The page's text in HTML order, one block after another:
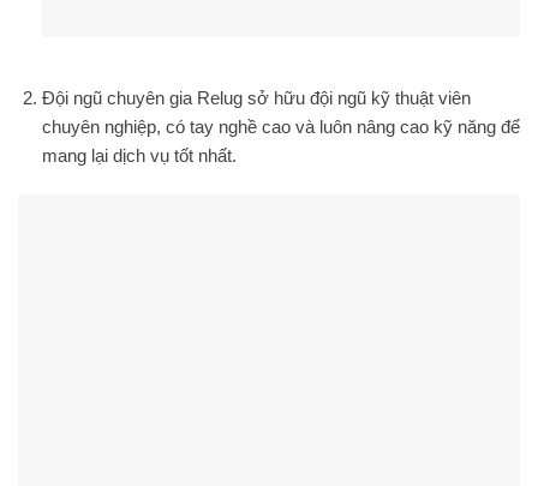
Đội ngũ chuyên giaRelug sở hữu đội ngũ kỹ thuật viên
chuyên nghiệp, có tay nghề cao và luôn nâng cao kỹ năng để
mang lại dịch vụ tốt nhất.